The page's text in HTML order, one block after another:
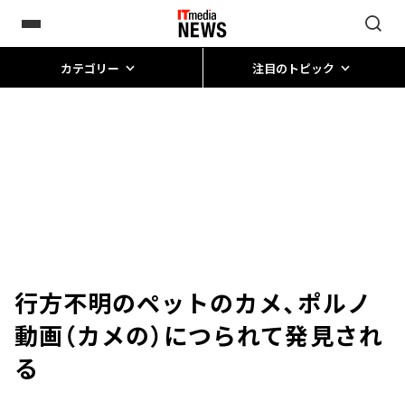
カテゴリー 注目のトピック
行方不明のペットのカメ、ポルノ
動画（カメの）につられて発見され
る